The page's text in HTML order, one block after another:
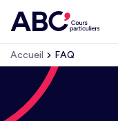
Accueil FAQ